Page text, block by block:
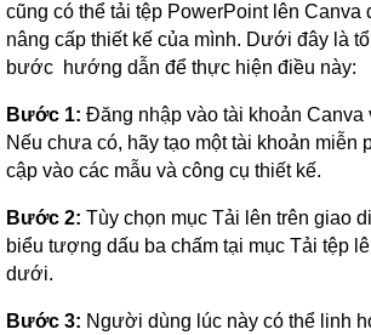
cũng có thể tải tệp PowerPoint lên Canva
nâng cấp thiết kế của mình. Dưới đây là
bước hướng dẫn để thực hiện điều này:
Bước 1: Đăng nhập vào tài khoản Canva
Nếu chưa có, hãy tạo một tài khoản miễn
cập vào các mẫu và công cụ thiết kế.
Bước 2: Tùy chọn mục Tải lên trên giao
biểu tượng dấu ba chấm tại mục Tải tệp
dưới.
Bước 3: Người dùng lúc này có thể linh